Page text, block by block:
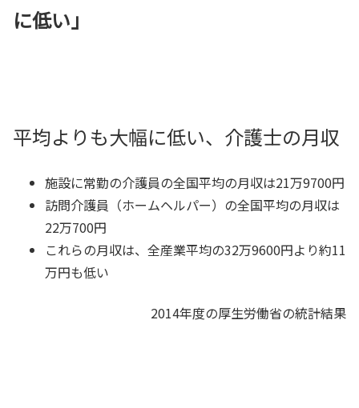
に低い」
平均よりも大幅に低い、介護士の月収
施設に常勤の介護員の全国平均の月収は21万9700円
訪問介護員（ホームヘルパー）の全国平均の月収は
22万700円
これらの月収は、全産業平均の32万9600円より約11
万円も低い
2014年度の厚生労働省の統計結果